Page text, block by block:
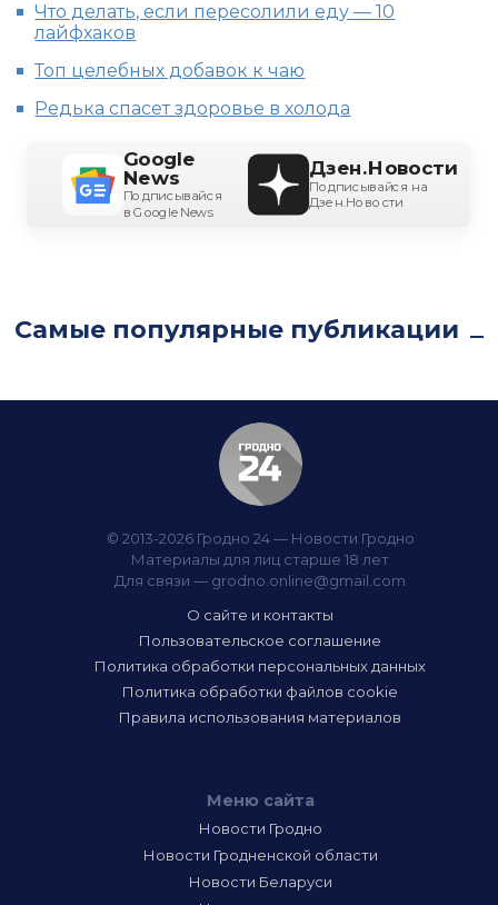
Что делать, если пересолили еду — 10
лайфхаков
Топ целебных добавок к чаю
Редька спасет здоровье в холода
Google
News
Подписывайся
в Google News
Дзен.Новости
Подписывайся на
Дзен.Новости
Самые популярные публикации
© 2013-2026 Гродно 24 — Новости Гродно
Материалы для лиц старше 18 лет
Для связи — grodno.online@gmail.com
О сайте и контакты
Пользовательское соглашение
Политика обработки персональных данных
Политика обработки файлов cookie
Правила использования материалов
Меню сайта
Новости Гродно
Новости Гродненской области
Новости Беларуси